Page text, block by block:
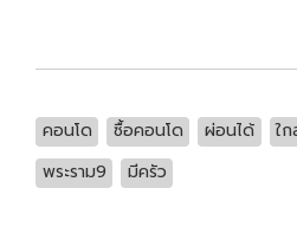
คอนโด ซื้อคอนโด ผ่อนได้ ใ
พระราม9
มีครัว